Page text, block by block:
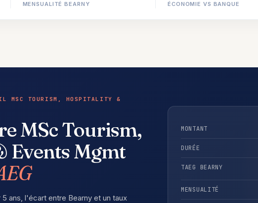
MENSUALITÉ BEARNY ÉCONOMIE VS BANQUE
MSC TOURISM, HOSPITALITY &
MSc Tourism,
Events Mgmt
5 ans, l'écart entre Bearny et un taux
MONTANT
DURÉE
TAEG BEARNY
MENSUALITÉ